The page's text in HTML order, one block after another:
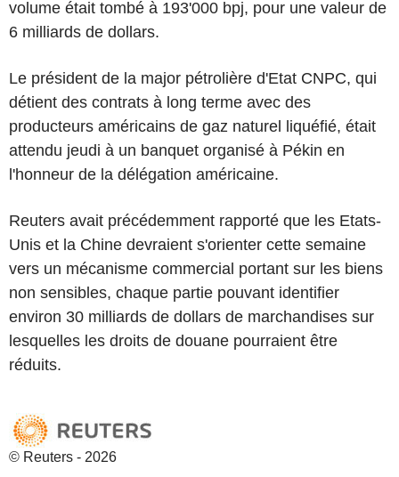
volume était tombé à 193'000 bpj, pour une valeur de
6 milliards de dollars.
Le président de la major pétrolière d'Etat CNPC, qui
détient des contrats à long terme avec des
producteurs américains de gaz naturel liquéfié, était
attendu jeudi à un banquet organisé à Pékin en
l'honneur de la délégation américaine.
Reuters avait précédemment rapporté que les Etats-
Unis et la Chine devraient s'orienter cette semaine
vers un mécanisme commercial portant sur les biens
non sensibles, chaque partie pouvant identifier
environ 30 milliards de dollars de marchandises sur
lesquelles les droits de douane pourraient être
réduits.
© Reuters - 2026